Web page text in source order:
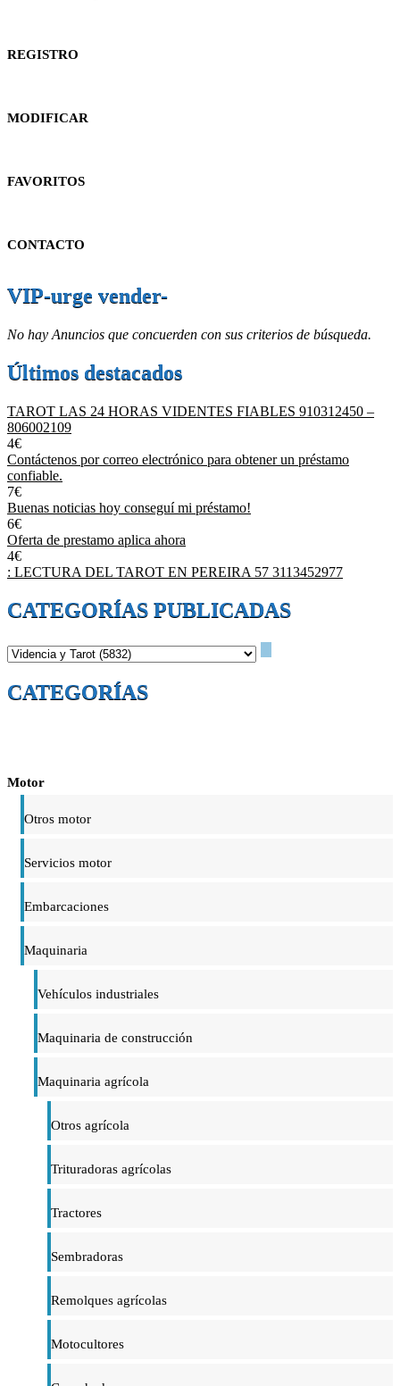
REGISTRO
MODIFICAR
FAVORITOS
CONTACTO
VIP-urge vender-
No hay Anuncios que concuerden con sus criterios de búsqueda.
Últimos destacados
TAROT LAS 24 HORAS VIDENTES FIABLES 910312450 –
806002109
4€
Contáctenos por correo electrónico para obtener un préstamo
confiable.
7€
Buenas noticias hoy conseguí mi préstamo!
6€
Oferta de prestamo aplica ahora
4€
: LECTURA DEL TAROT EN PEREIRA 57 3113452977
CATEGORÍAS PUBLICADAS
CATEGORÍAS
Motor
Otros motor
Servicios motor
Embarcaciones
Maquinaria
Vehículos industriales
Maquinaria de construcción
Maquinaria agrícola
Otros agrícola
Trituradoras agrícolas
Tractores
Sembradoras
Remolques agrícolas
Motocultores